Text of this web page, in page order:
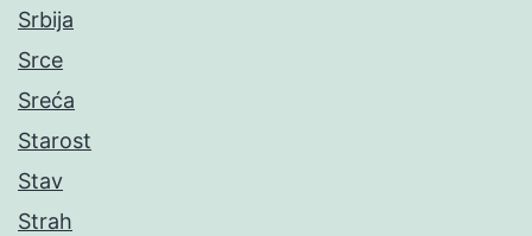
Srbija
Srce
Sreća
Starost
Stav
Strah